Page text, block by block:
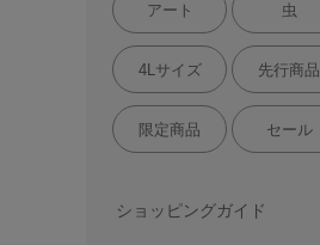
アート 虫
4Lサイズ 先行商品
限定商品 セール
ショッピングガイド